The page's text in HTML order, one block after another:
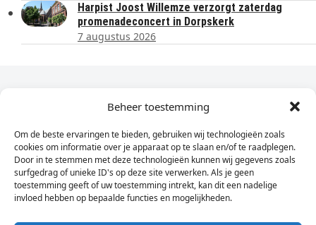
Beheer toestemming
Om de beste ervaringen te bieden, gebruiken wij technologieën zoals
cookies om informatie over je apparaat op te slaan en/of te raadplegen.
Door in te stemmen met deze technologieën kunnen wij gegevens zoals
surfgedrag of unieke ID's op deze site verwerken. Als je geen
toestemming geeft of uw toestemming intrekt, kan dit een nadelige
invloed hebben op bepaalde functies en mogelijkheden.
Harpist Joost Willemze verzorgt zaterdag
promenadeconcert in Dorpskerk
7 augustus 2026
Dagelijks het laatste nieuws in je e-mail?
Vul
hier
je
e-
mailadres
in
Sign Up